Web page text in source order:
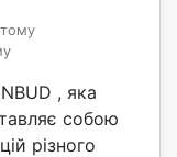
, яка
собою
різного